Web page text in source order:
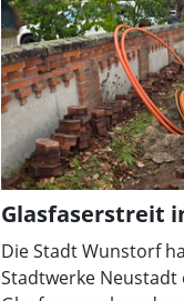
Glasfaserstreit
Die Stadt Wunstorf
Stadtwerke